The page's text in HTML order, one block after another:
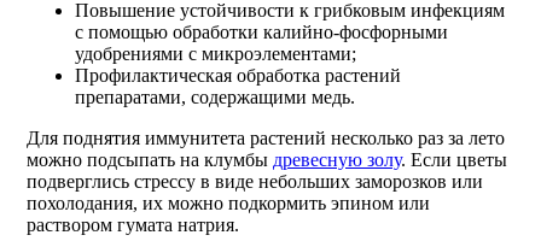
Повышение устойчивости к грибковым инфекциям
с помощью обработки калийно-фосфорными
удобрениями с микроэлементами;
Профилактическая обработка растений
препаратами, содержащими медь.
Для поднятия иммунитета растений несколько раз за лето
можно подсыпать на клумбы древесную золу. Если цветы
подверглись стрессу в виде небольших заморозков или
похолодания, их можно подкормить эпином или
раствором гумата натрия.